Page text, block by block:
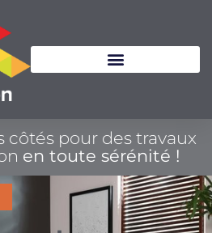
côtés pour des travaux
en toute sérénité !